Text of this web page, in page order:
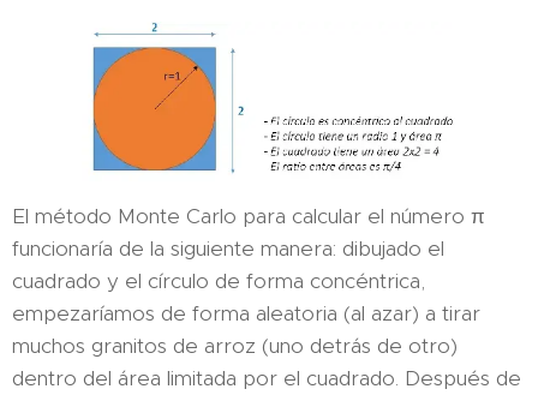
El método Monte Carlo para calcular el número π
funcionaría de la siguiente manera: dibujado el
cuadrado y el círculo de forma concéntrica,
empezaríamos de forma aleatoria (al azar) a tirar
muchos granitos de arroz (uno detrás de otro)
dentro del área limitada por el cuadrado. Después de